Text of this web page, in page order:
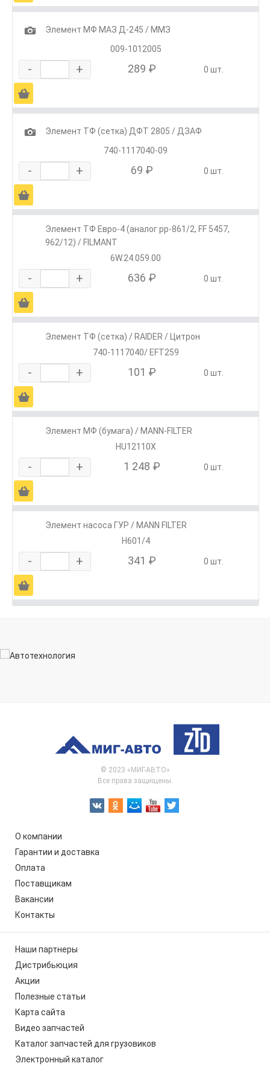
1
Элемент МФ МАЗ Д-245 / ММЗ
009-1012005
- + 289 ₽ 0 шт.
Ä
1
Элемент ТФ (сетка) ДФТ 2805 / ДЗАФ
740-1117040-09
- + 69 ₽ 0 шт.
Ä
Элемент ТФ Евро-4 (аналог pp-861/2, FF 5457,
962/12) / FILMANT
6W.24.059.00
- + 636 ₽ 0 шт.
Ä
Элемент ТФ (сетка) / RAIDER / Цитрон
740-1117040/ EFT259
- + 101 ₽ 0 шт.
Ä
Элемент МФ (бумага) / MANN-FILTER
HU12110X
- + 1 248 ₽ 0 шт.
Ä
Элемент насоса ГУР / MANN FILTER
H601/4
- + 341 ₽ 0 шт.
Ä
© 2023 «МИГ-АВТО»
Все права защищены.
О компании
Гарантии и доставка
Оплата
Поставщикам
Вакансии
Контакты
Наши партнеры
Дистрибьюция
Акции
Полезные статьи
Карта сайта
Видео запчастей
Каталог запчастей для грузовиков
Электронный каталог